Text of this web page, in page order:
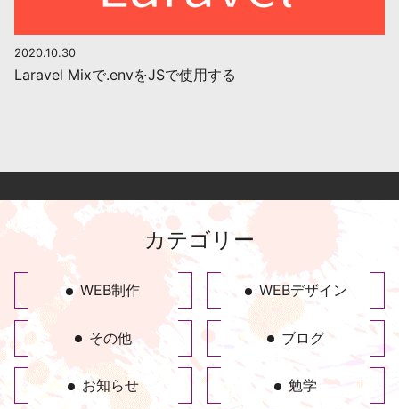
2020.10.30
Laravel Mixで.envをJSで使用する
カテゴリー
WEB制作 WEBデザイン
その他 ブログ
お知らせ 勉学